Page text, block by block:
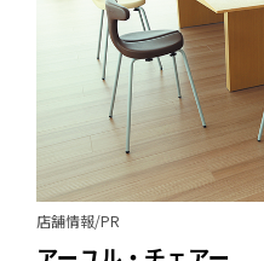
店舗情報/PR